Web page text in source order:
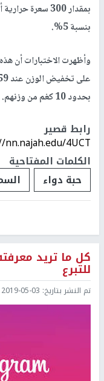
بمقدار 300
بنسبة 5%.
وأظهرت الاختبارات أن
بحدود 10 كغم من وزنهم.
رابط قصير
4UCT/
الكلمات المفتاحية
حبة دواء
كل ما تريد
للتبرع
تم النشر بتاريخ: 2019-05-03 10:35